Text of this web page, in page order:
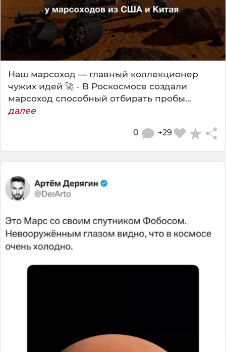
Наш марсоход — главный коллекционер
чужих идей 🚀 - В Роскосмосе создали
марсоход способный отбирать пробы...
далее
+29
0